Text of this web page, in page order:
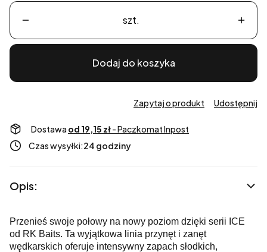
szt.
Dodaj do koszyka
Zapytaj o produkt Udostępnij
Dostawa od 19,15 zł- Paczkomat Inpost
Czas wysyłki:24 godziny
Opis:
Przenieś swoje połowy na nowy poziom dzięki serii ICE
od RK Baits. Ta wyjątkowa linia przynęt i zanęt
wędkarskich oferuje intensywny zapach słodkich,